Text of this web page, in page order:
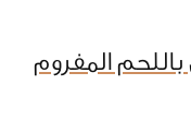
المفروم